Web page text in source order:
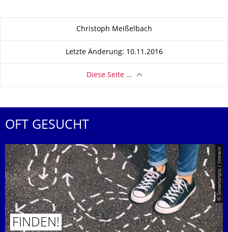
Zu dieser SeiteChristoph Meißelbach
Letzte Änderung: 10.11.2016
Diese Seite …
OFT GESUCHT
© Smarterpix / tomert
FINDEN!